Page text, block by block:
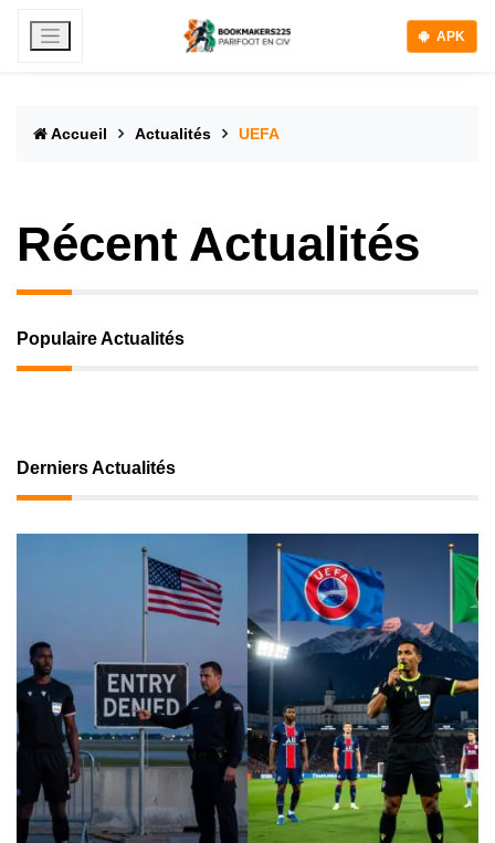
APK
Accueil Actualités UEFA
Récent Actualités
Populaire Actualités
Derniers Actualités